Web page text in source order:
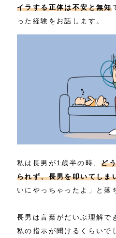
イラする正体は不安と無知
った経験をお話します。
私は長男が1歳半の時、ど
られず、長男を叩いてしま
いにやっちゃったよ」と落
長男は言葉がだいぶ理解で
私の指示が聞けるくらいで